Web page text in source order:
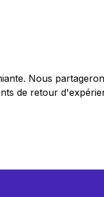
Nous
de retour